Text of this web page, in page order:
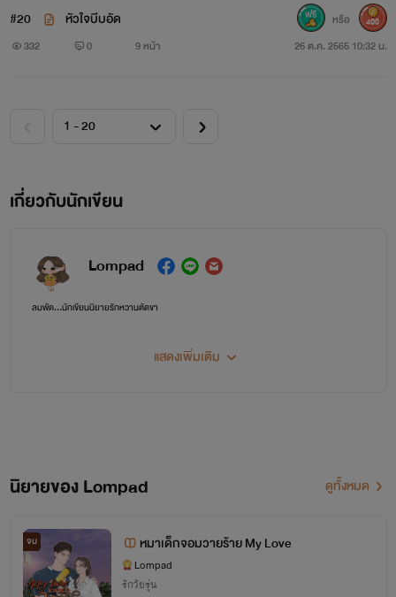
#20 หัวใจบีบอัด
332 0 9 หน้า 26 ต.ค. 2565 10:32 น.
หรือ 400
เกี่ยวกับนักเขียน
Lompad
ลมพัด...นักเขียนนิยายรักหวานตัดขา
แสดงเพิ่มเติม
นิยายของ Lompad ดูทั้งหมด
จบ หมาเด็กจอมวายร้าย My Love
Lompad
รักวัยรุ่น